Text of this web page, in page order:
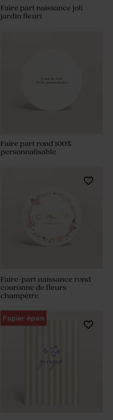
Faire part rond 100%
personnalisable
Faire part naissance joli
jardin fleuri
Faire-part naissance rond
couronne de fleurs
champêtre
Papier épais